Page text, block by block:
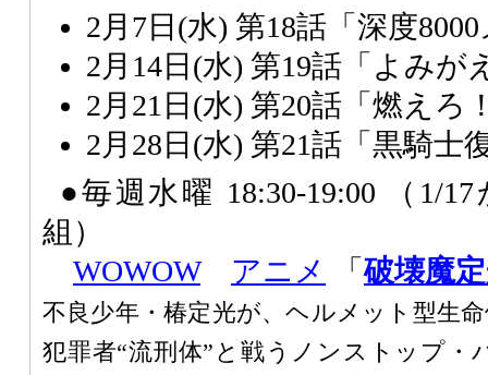
2月7日(水) 第18話「深度
2月14日(水) 第19話「よみが
2月21日(水) 第20話「燃えろ
2月28日(水) 第21話「黒騎士
●毎週水曜 18:30-19:00 （1/
組）
WOWOW
アニメ 「破壊魔
不良少年・椿定光が、ヘルメット型生
犯罪者“流刑体”と戦うノンストップ・